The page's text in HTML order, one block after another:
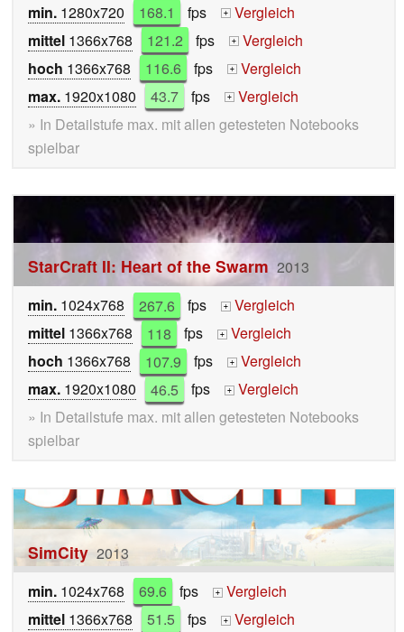
min. 1280x720 168.1 fps +
Vergleich
mittel 1366x768 121.2 fps +
Vergleich
hoch 1366x768 116.6 fps +
Vergleich
max. 1920x1080 43.7 fps +
Vergleich
» In Detailstufe max. mit allen getesteten Notebooks
spielbar
StarCraft II: Heart of the Swarm 2013
min. 1024x768 267.6 fps +
Vergleich
mittel 1366x768 118 fps +
Vergleich
hoch 1366x768 107.9 fps +
Vergleich
max. 1920x1080 46.5 fps +
Vergleich
» In Detailstufe max. mit allen getesteten Notebooks
spielbar
SimCity 2013
min. 1024x768 69.6 fps +
Vergleich
mittel 1366x768 51.5 fps +
Vergleich